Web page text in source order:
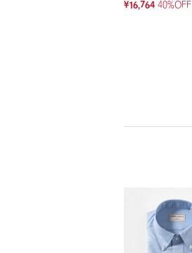
¥16,764 40%OFF